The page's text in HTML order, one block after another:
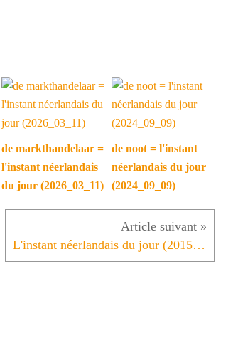
de markthandelaar =
l'instant néerlandais
du jour (2026_03_11)
de noot = l'instant
néerlandais du jour
(2024_09_09)
L'instant néerlandais du jour (2015_04_10): Geef me een kus!